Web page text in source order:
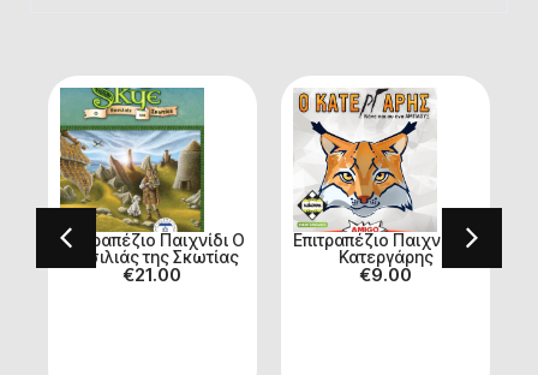
Επιτραπέζιο Παιχνίδι Ο
Βασιλιάς της Σκωτίας
€21.00
Επιτραπέζιο Παιχνίδι O
Κατεργάρης
€9.00